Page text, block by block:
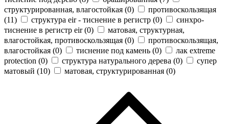
структурированная, влагостойкая (0)
противоскользящая
(11) cтруктура eir - тиснение в регистр (0)
синхро-
тиснение в регистр eir (0)
матовая, структурная,
влагостойкая, противоскользящая (0)
противоскользящая,
влагостойкая (0) тиснение под камень (0)
лак extreme
protection (0) структура натурального дерева (0)
супер
матовый (10) матовая, структурированная (0)